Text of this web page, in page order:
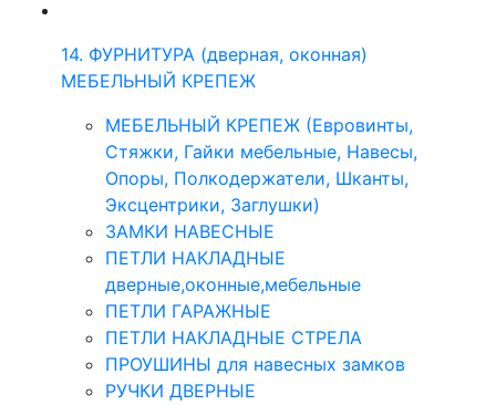
14. ФУРНИТУРА (дверная, оконная)
МЕБЕЛЬНЫЙ КРЕПЕЖ
МЕБЕЛЬНЫЙ КРЕПЕЖ (Евровинты,
Стяжки, Гайки мебельные, Навесы,
Опоры, Полкодержатели, Шканты,
Эксцентрики, Заглушки)
ЗАМКИ НАВЕСНЫЕ
ПЕТЛИ НАКЛАДНЫЕ
дверные,оконные,мебельные
ПЕТЛИ ГАРАЖНЫЕ
ПЕТЛИ НАКЛАДНЫЕ СТРЕЛА
ПРОУШИНЫ для навесных замков
РУЧКИ ДВЕРНЫЕ